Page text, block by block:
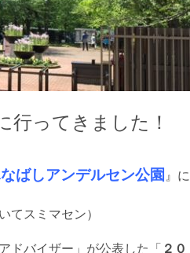
行ってきました！
ばしアンデルセン公園』に
てスミマセン）
ドバイザー」が公表した「 ２０